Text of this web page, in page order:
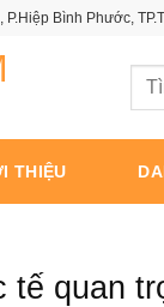
Bình Phước,
Tìm
THIỆU
quan